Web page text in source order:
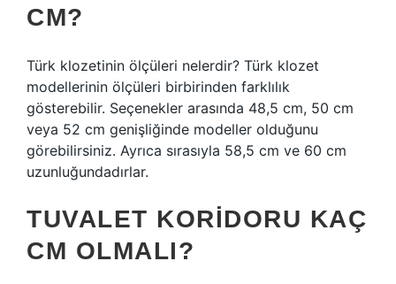
CM?
Türk klozetinin ölçüleri nelerdir? Türk klozet
modellerinin ölçüleri birbirinden farklılık
gösterebilir. Seçenekler arasında 48,5 cm, 50 cm
veya 52 cm genişliğinde modeller olduğunu
görebilirsiniz. Ayrıca sırasıyla 58,5 cm ve 60 cm
uzunluğundadırlar.
TUVALET KORIDORU KAÇ
CM OLMALI?